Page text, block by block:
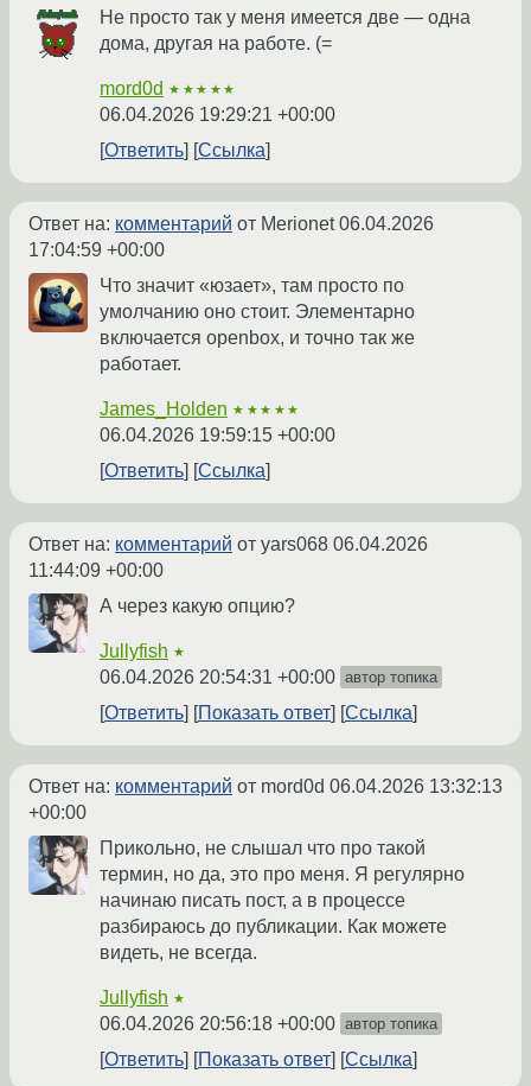
Не просто так у меня имеется две — одна
дома, другая на работе. (=
mord0d ★★★★★
06.04.2026 19:29:21 +00:00
Ответить
Ссылка
Ответ на: комментарий от Merionet06.04.2026
17:04:59 +00:00
Что значит «юзает», там просто по
умолчанию оно стоит. Элементарно
включается openbox, и точно так же
работает.
James_Holden ★★★★★
06.04.2026 19:59:15 +00:00
Ответить
Ссылка
Ответ на: комментарий от yars068 06.04.2026
11:44:09 +00:00
А через какую опцию?
Jullyfish ★
06.04.2026 20:54:31 +00:00 автор топика
Ответить Показать ответ Ссылка
Ответ на: комментарий от mord0d 06.04.2026 13:32:13
+00:00
Прикольно, не слышал что про такой
термин, но да, это про меня. Я регулярно
начинаю писать пост, а в процессе
разбираюсь до публикации. Как можете
видеть, не всегда.
Jullyfish ★
06.04.2026 20:56:18 +00:00 автор топика
Ответить Показать ответ Ссылка